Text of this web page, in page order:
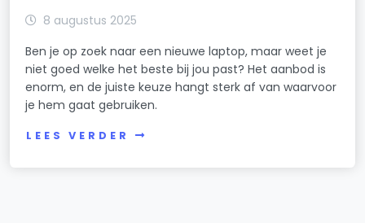
8 augustus 2025
Ben je op zoek naar een nieuwe laptop, maar weet je
niet goed welke het beste bij jou past? Het aanbod is
enorm, en de juiste keuze hangt sterk af van waarvoor
je hem gaat gebruiken.
LEES VERDER